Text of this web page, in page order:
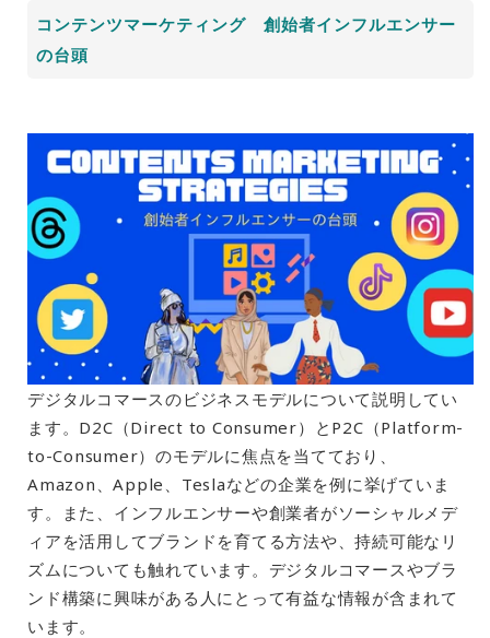
コンテンツマーケティング 創始者インフルエンサー
の台頭
デジタルコマースのビジネスモデルについて説明してい
ます。D2C（Direct to Consumer）とP2C（Platform-
to-Consumer）のモデルに焦点を当てており、
Amazon、Apple、Teslaなどの企業を例に挙げていま
す。また、インフルエンサーや創業者がソーシャルメデ
ィアを活用してブランドを育てる方法や、持続可能なリ
ズムについても触れています。デジタルコマースやブラ
ンド構築に興味がある人にとって有益な情報が含まれて
います。